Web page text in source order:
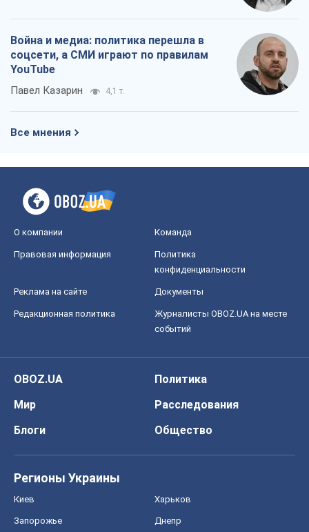
Война и медиа: политика перешла в
соцсети, а СМИ играют по правилам
YouTube
Павел Казарин 4,1 т.
Все мнения
О компании Команда
Правовая информация
Политика
конфиденциальности
Реклама на сайте Документы
Редакционная политика
Журналисты OBOZ.UA на месте
событий
OBOZ.UA
Политика
Мир
Расследования
Блоги
Общество
Регионы Украины
Киев Харьков
Запорожье Днепр